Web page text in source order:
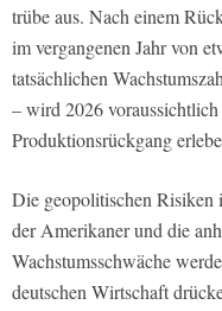
trübe aus. Nach einem
im vergangenen Jahr von
tatsächlichen
– wird 2026
Produktionsrückgang
Die geopolitischen
der Amerikaner und die
Wachstumsschwäche
deutschen Wirtschaft